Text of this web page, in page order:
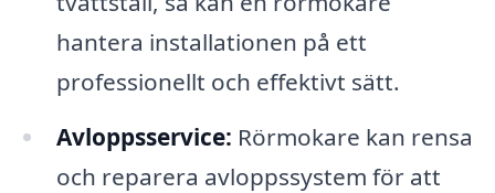
hantera installationen på ett
professionellt och effektivt sätt.
Avloppsservice: Rörmokare kan rensa
och reparera avloppssystem för att